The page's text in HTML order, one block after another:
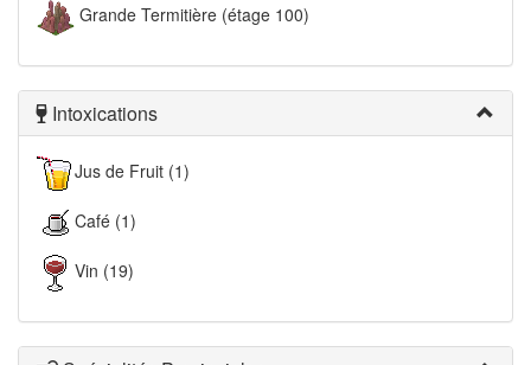
Grande Termitière (étage 100)
Intoxications
Jus de Fruit (1)
Café (1)
Vin (19)